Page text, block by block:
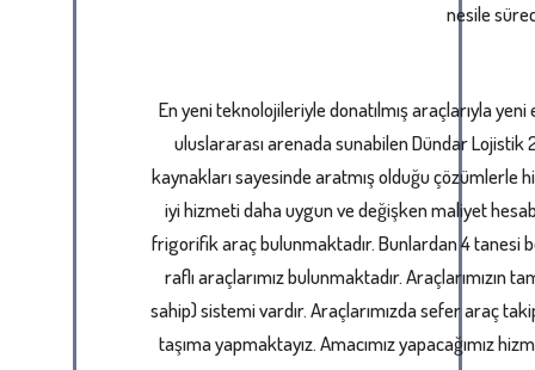
nesile
En yeni teknolojileriyle donatılmış araçlarıyla
uluslararası arenada sunabilen Dündar Lojistik
kaynakları sayesinde aratmış olduğu
iyi hizmeti daha uygun ve değişken maliyet
frigorifik araç bulunmaktadır. Bunlardan 4 tanesi
raflı araçlarımız bulunmaktadır. Araçlarımızın
sahip) sistemi vardır. Araçlarımızda sefer araç
taşıma yapmaktayız. Amacımız yapacağımız